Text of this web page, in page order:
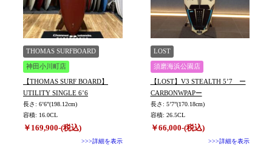
THOMAS SURFBOARD
神田小川町店
【THOMAS SURF BOARD】
UTILITY SINGLE 6’6
長さ: 6’6”(198.12cm)
容積: 16.0CL
￥169,900-(税込)
>>>詳細を表示
LOST
須磨海浜公園店
【LOST】V3 STEALTH 5’7 ー
CARBONWPAPー
長さ: 5’7”(170.18cm)
容積: 26.5CL
￥66,000-(税込)
>>>詳細を表示